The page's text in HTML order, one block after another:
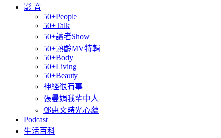
影 音
50+People
50+Talk
50+讀者Show
50+熟齡MV特輯
50+Body
50+Living
50+Beauty
神經很有事
張曼娟我輩中人
鄧惠文時光心蘊
Podcast
生活百科